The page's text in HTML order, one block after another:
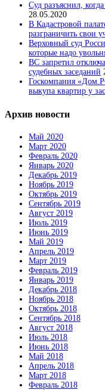
Суд разъяснил,
28.05.2020
В Кадастровой
разграничить свои
Верховный суд
которые надо
ВС запретил
судебных заседаний
Госкомпания
выкупа квартир у
Архив новости
Май 2020
Март 2020
Февраль 2020
Январь 2020
Декабрь 2019
Ноябрь 2019
Октябрь 2019
Сентябрь 2019
Август 2019
Июль 2019
Июнь 2019
Май 2019
Апрель 2019
Март 2019
Февраль 2019
Январь 2019
Декабрь 2018
Ноябрь 2018
Октябрь 2018
Сентябрь 2018
Август 2018
Июль 2018
Июнь 2018
Май 2018
Апрель 2018
Март 2018
Февраль 2018